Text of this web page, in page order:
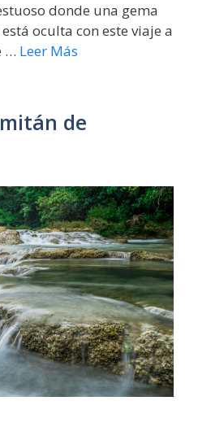
donde una gema
oculta con este viaje a
… Leer Más
de